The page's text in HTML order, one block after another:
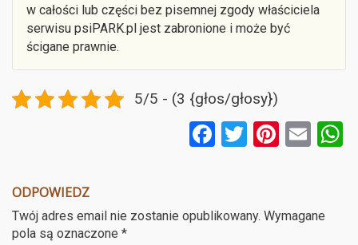
w całości lub części bez pisemnej zgody właściciela
serwisu psiPARK.pl jest zabronione i może być
ścigane prawnie.
5/5 - (3 {głos/głosy})
F
b
T
er
Pi
es
E
ODPOWIEDZ
Twój adres email nie zostanie opublikowany. Wymagane
pola są oznaczone *